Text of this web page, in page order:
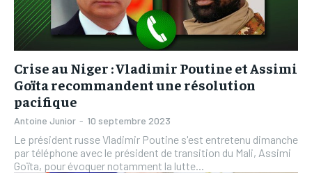
Crise au Niger : Vladimir Poutine et Assimi
Goïta recommandent une résolution
pacifique
Antoine Junior - 10 septembre 2023
Le président russe Vladimir Poutine s'est entretenu dimanche
par téléphone avec le président de transition du Mali, Assimi
Goïta, pour évoquer notamment la lutte...